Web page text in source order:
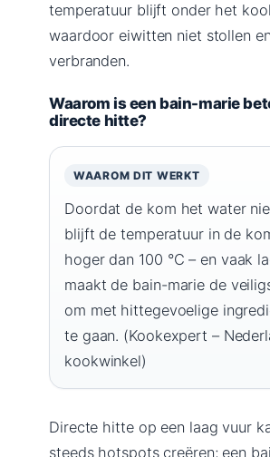
temperatuur blijft onder het
waardoor eiwitten niet stollen
verbranden.
Waarom is een bain-marie
directe hitte?
WAAROM DIT WERKT
Doordat de kom het water
blijft de temperatuur in de
hoger dan 100 °C – en vaak
maakt de bain-marie de
om met hittegevoelige
te gaan. (Kookexpert –
kookwinkel)
Directe hitte op een laag vuur
steeds hotspots creëren; een